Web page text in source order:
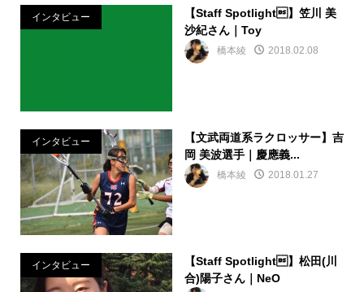
インタビュー
【Staff Spotlight】笠川 美
沙紀さん｜Toy
橋本綾 2018.02.08
インタビュー
【文武両道系ラクロッサー】吉
岡 美波選手｜慶應義...
橋本綾 2018.01.27
インタビュー
【Staff Spotlight】松田(川
合)陽子さん｜NeO